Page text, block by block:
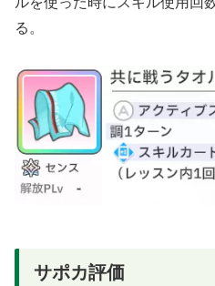
る。
サポカ評価